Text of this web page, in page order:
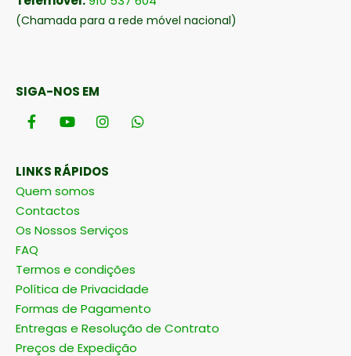
(Chamada para a rede móvel nacional)
SIGA-NOS EM
LINKS RÁPIDOS
Quem somos
Contactos
Os Nossos Serviços
FAQ
Termos e condições
Política de Privacidade
Formas de Pagamento
Entregas e Resolução de Contrato
Preços de Expedição